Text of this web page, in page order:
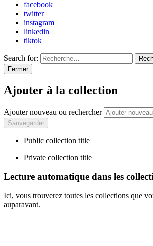
facebook
twitter
instagram
linkedin
tiktok
Search for:
Fermer
Ajouter à la collection
Ajouter nouveau ou rechercher
Public collection title
Private collection title
Lecture automatique dans les
Ici, vous trouverez toutes les collections que
auparavant.